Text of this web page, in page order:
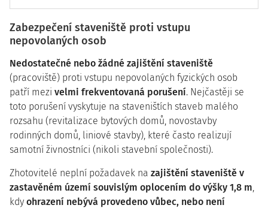
Zabezpečení staveniště proti vstupu
nepovolaných osob
Nedostatečné nebo žádné zajištění staveniště
(pracoviště) proti vstupu nepovolaných fyzických osob
patří mezi velmi frekventovaná porušení. Nejčastěji se
toto porušení vyskytuje na staveništích staveb malého
rozsahu (revitalizace bytových domů, novostavby
rodinných domů, liniové stavby), které často realizují
samotní živnostníci (nikoli stavební společnosti).
Zhotovitelé neplní požadavek na zajištění staveniště v
zastavěném území souvislým oplocením do výšky 1,8 m,
kdy ohrazení nebývá provedeno vůbec, nebo není